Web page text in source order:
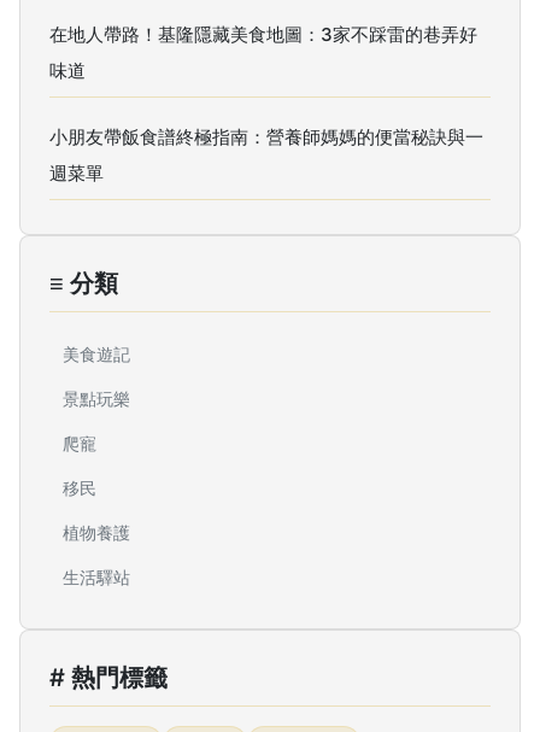
在地人帶路！基隆隱藏美食地圖：3家不踩雷的巷弄好
味道
小朋友帶飯食譜終極指南：營養師媽媽的便當秘訣與一
週菜單
≡ 分類
美食遊記
景點玩樂
爬寵
移民
植物養護
生活驛站
# 熱門標籤